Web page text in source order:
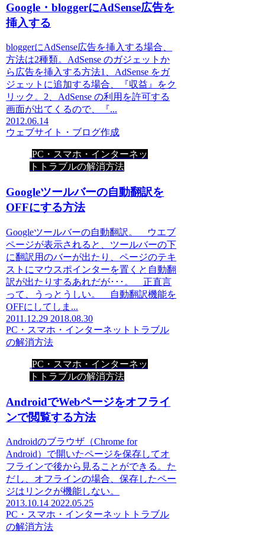
Google・bloggerにAdSense広告を
挿入する
bloggerにAdSense広告を挿入する場合、
方法は2種類。AdSense のガジェットか
ら広告を挿入する方法1、AdSense をガ
ジェットに追加する場合、『収益』をク
リック。2、AdSense の利用を許可する
画面が出てくるので、『...
2012.06.14
ウェブサイト・ブログ作成
PC・スマホ・インターネッ
トトラブルの解消方法
Googleツールバーの自動翻訳を
OFFにする方法
Googleツールバーの自動翻訳。 ウエブ
ページが表示されると、ツールバーの下
に翻訳用のバーが出たり、ページのテキ
ストにマウスポインターを置くと自動翻
訳が出たりするあれだが･･･。 正直言
って、うっとうしい。 自動翻訳機能を
OFFにしてしま...
2011.12.29 2018.08.30
PC・スマホ・インターネットトラブル
の解消方法
PC・スマホ・インターネッ
トトラブルの解消方法
AndroidでWebページをオフライ
ンで閲覧する方法
Androidのブラウザ（Chrome for
Android）で開いたページを保存してオ
フラインで後から見ることができる。た
だし、オフラインの場合、保存したペー
ジはリンクが機能しない。
2013.10.14 2022.05.25
PC・スマホ・インターネットトラブル
の解消方法